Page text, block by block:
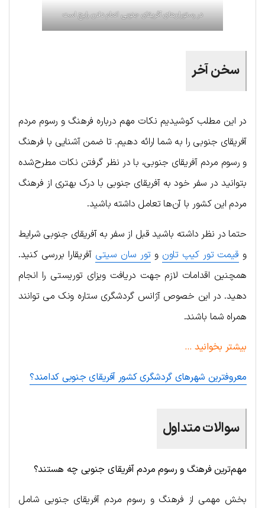
در رستوران‌های آفریقای جنوبی انعام دادن رایج است
سخن آخر
در این مطلب کوشیدیم نکات مهم درباره فرهنگ و رسوم مردم
آفریقای جنوبی را به شما ارائه دهیم. تا ضمن آشنایی با فرهنگ
و رسوم مردم آفریقای جنوبی، با در نظر گرفتن نکات مطرح‌شده
بتوانید در سفر خود به آفریقای جنوبی با درک بهتری از فرهنگ
مردم این کشور با آن‌ها تعامل داشته باشید.
حتما در نظر داشته باشید قبل از سفر به آفریقای جنوبی شرایط
و قیمت تور کیپ تاون و تور سان سیتی آفریقارا بررسی کنید.
همچنین اقدامات لازم جهت دریافت ویزای توریستی را انجام
دهید. در این خصوص آژانس گردشگری ستاره ونک می توانند
همراه شما باشند.
بیشتر بخوانید …
معروفترین شهرهای گردشگری کشور آفریقای جنوبی کدامند؟
سوالات متداول
مهم‌ترین فرهنگ و رسوم مردم آفریقای جنوبی چه هستند؟
بخش مهمی از فرهنگ و رسوم مردم آفریقای جنوبی شامل